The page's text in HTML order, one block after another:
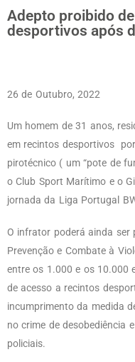
Adepto proibido
desportivos após
26 de Outubro, 2022
Um homem de 31 anos,
em recintos desportivos
pirotécnico ( um “pote de
o Club Sport Marítimo e o
jornada da Liga Portugal
O infrator poderá ainda ser
Prevenção e Combate à
entre os 1.000 e os 10.000
de acesso a recintos
incumprimento da medida
no crime de desobediência
policiais.